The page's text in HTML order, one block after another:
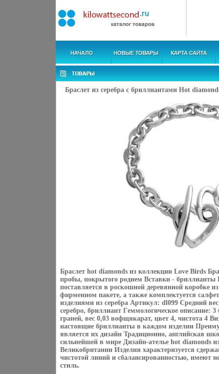
Браслет из серебра с бриллиантами Hot
Браслет hot diamonds из коллекции Love Birds
пробы, покрытого родием Вставки - бриллианты
поставляется в роскошной деревянной коробке
фирменном пакете, а также комплектуется
изделиями из серебра Артикул: dl099 Средний
серебро, бриллиант Гeммологическое описание:
граней, вес 0,03 вофщякарат, цвет 4, чистота 4
настоящие бриллианты в каждом изделии
является их дизайн Традиционно, английская
сильнейшей в мире Дизайн-ателье hot diamonds
Великобритании Изделия характеризуется
чистотой линий и сбалансированностью, имеют
стиль.